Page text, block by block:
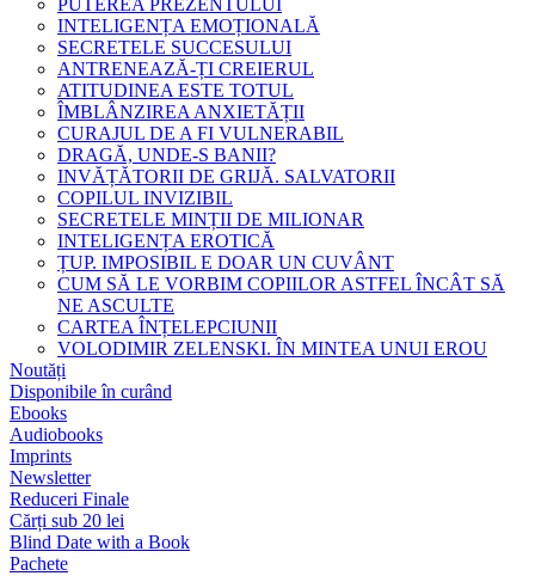
PUTEREA PREZENTULUI
INTELIGENȚA EMOȚIONALĂ
SECRETELE SUCCESULUI
ANTRENEAZĂ-ȚI CREIERUL
ATITUDINEA ESTE TOTUL
ÎMBLÂNZIREA ANXIETĂȚII
CURAJUL DE A FI VULNERABIL
DRAGĂ, UNDE-S BANII?
INVĂȚĂTORII DE GRIJĂ. SALVATORII
COPILUL INVIZIBIL
SECRETELE MINȚII DE MILIONAR
INTELIGENȚA EROTICĂ
ȚUP. IMPOSIBIL E DOAR UN CUVÂNT
CUM SĂ LE VORBIM COPIILOR ASTFEL ÎNCÂT SĂ
NE ASCULTE
CARTEA ÎNȚELEPCIUNII
VOLODIMIR ZELENSKI. ÎN MINTEA UNUI EROU
Noutăți
Disponibile în curând
Ebooks
Audiobooks
Imprints
Newsletter
Reduceri Finale
Cărți sub 20 lei
Blind Date with a Book
Pachete